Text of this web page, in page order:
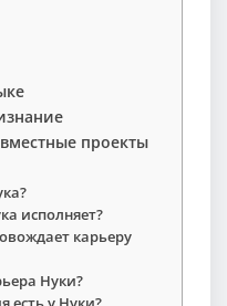
проекты
исполняет?
карьеру
Нуки?